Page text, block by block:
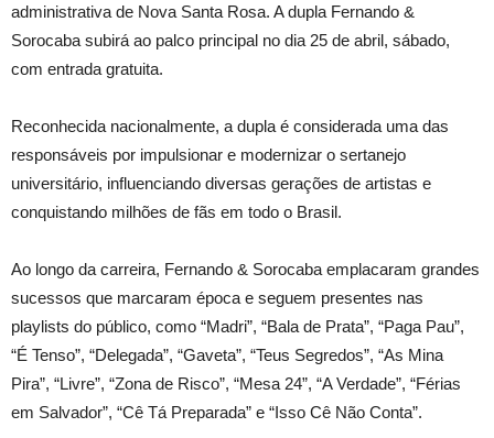
administrativa de Nova Santa Rosa. A dupla Fernando &
Sorocaba subirá ao palco principal no dia 25 de abril, sábado,
com entrada gratuita.
Reconhecida nacionalmente, a dupla é considerada uma das
responsáveis por impulsionar e modernizar o sertanejo
universitário, influenciando diversas gerações de artistas e
conquistando milhões de fãs em todo o Brasil.
Ao longo da carreira, Fernando & Sorocaba emplacaram grandes
sucessos que marcaram época e seguem presentes nas
playlists do público, como “Madri”, “Bala de Prata”, “Paga Pau”,
“É Tenso”, “Delegada”, “Gaveta”, “Teus Segredos”, “As Mina
Pira”, “Livre”, “Zona de Risco”, “Mesa 24”, “A Verdade”, “Férias
em Salvador”, “Cê Tá Preparada” e “Isso Cê Não Conta”.